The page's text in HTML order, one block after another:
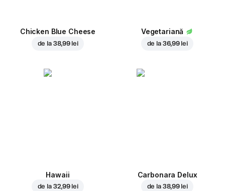
Chicken Blue Cheese
de la 38,99 lei
Vegetariană
de la 36,99 lei
Hawaii
de la 32,99 lei
Carbonara Delux
de la 38,99 lei